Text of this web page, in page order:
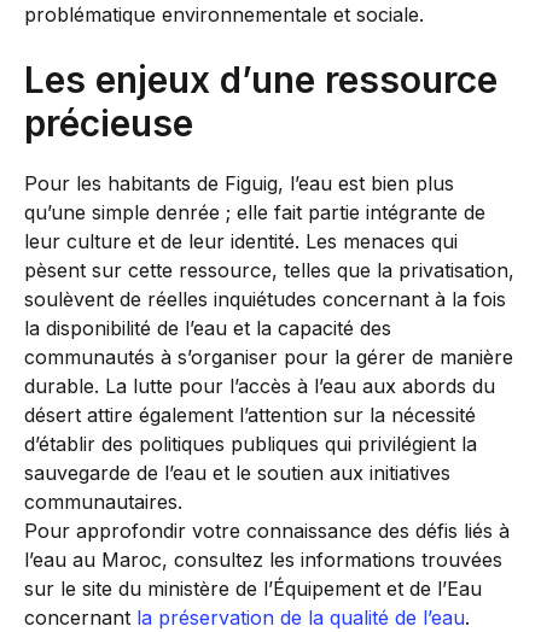
problématique environnementale et sociale.
Les enjeux d’une ressource
précieuse
Pour les habitants de Figuig, l’eau est bien plus
qu’une simple denrée ; elle fait partie intégrante de
leur culture et de leur identité. Les menaces qui
pèsent sur cette ressource, telles que la privatisation,
soulèvent de réelles inquiétudes concernant à la fois
la disponibilité de l’eau et la capacité des
communautés à s’organiser pour la gérer de manière
durable. La lutte pour l’accès à l’eau aux abords du
désert attire également l’attention sur la nécessité
d’établir des politiques publiques qui privilégient la
sauvegarde de l’eau et le soutien aux initiatives
communautaires.
Pour approfondir votre connaissance des défis liés à
l’eau au Maroc, consultez les informations trouvées
sur le site du ministère de l’Équipement et de l’Eau
concernant la préservation de la qualité de l’eau.